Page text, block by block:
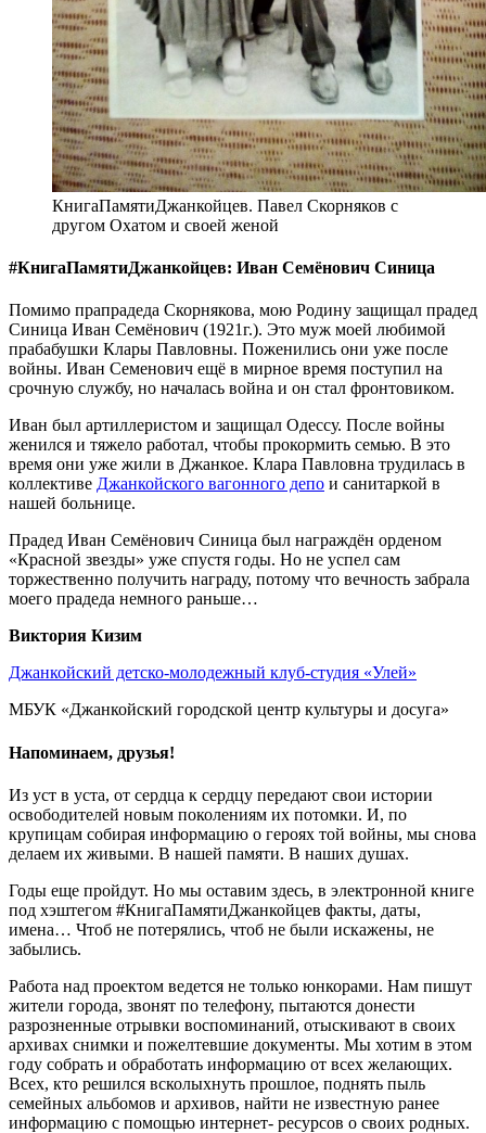
КнигаПамятиДжанкойцев. Павел Скорняков с
другом Охатом и своей женой
#КнигаПамятиДжанкойцев: Иван Семёнович Синица
Помимо прапрадеда Скорнякова, мою Родину защищал прадед
Синица Иван Семёнович (1921г.). Это муж моей любимой
прабабушки Клары Павловны. Поженились они уже после
войны. Иван Семенович ещё в мирное время поступил на
срочную службу, но началась война и он стал фронтовиком.
Иван был артиллеристом и защищал Одессу. После войны
женился и тяжело работал, чтобы прокормить семью. В это
время они уже жили в Джанкое. Клара Павловна трудилась в
коллективе Джанкойского вагонного депо и санитаркой в
нашей больнице.
Прадед Иван Семёнович Синица был награждён орденом
«Красной звезды» уже спустя годы. Но не успел сам
торжественно получить награду, потому что вечность забрала
моего прадеда немного раньше…
Виктория Кизим
Джанкойский детско-молодежный клуб-студия «Улей»
МБУК «Джанкойский городской центр культуры и досуга»
Напоминаем, друзья!
Из уст в уста, от сердца к сердцу передают свои истории
освободителей новым поколениям их потомки. И, по
крупицам собирая информацию о героях той войны, мы снова
делаем их живыми. В нашей памяти. В наших душах.
Годы еще пройдут. Но мы оставим здесь, в электронной книге
под хэштегом #КнигаПамятиДжанкойцев факты, даты,
имена… Чтоб не потерялись, чтоб не были искажены, не
забылись.
Работа над проектом ведется не только юнкорами. Нам пишут
жители города, звонят по телефону, пытаются донести
разрозненные отрывки воспоминаний, отыскивают в своих
архивах снимки и пожелтевшие документы. Мы хотим в этом
году собрать и обработать информацию от всех желающих.
Всех, кто решился всколыхнуть прошлое, поднять пыль
семейных альбомов и архивов, найти не известную ранее
информацию с помощью интернет- ресурсов о своих родных.